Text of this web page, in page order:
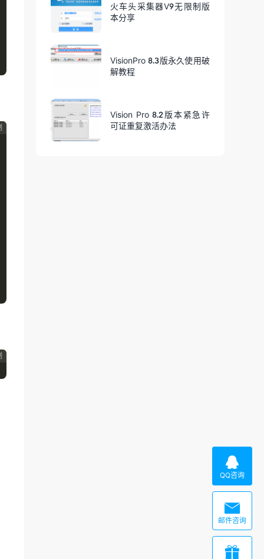
火车头采集器V9无限制版
本分享
VisionPro 8.3版永久使用破
解教程
Vision Pro 8.2版本紧急许
可证重复激活办法

QQ咨询

邮件咨询
